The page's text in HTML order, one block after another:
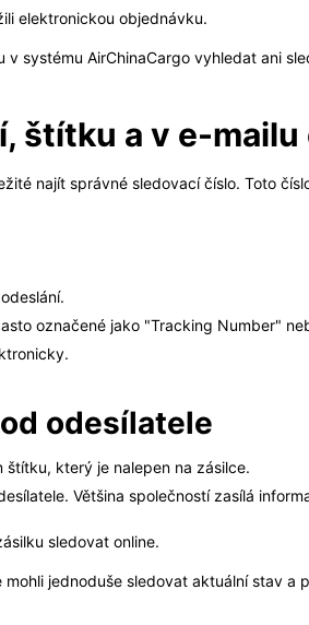
elektronickou objednávku.
systému AirChinaCargo vyhledat ani
štítku a v e-
najít správné sledovací číslo. Toto
označené jako "Tracking Number"
odesílatele
který je nalepen na zásilce.
Většina společností zasílá
sledovat online.
jednoduše sledovat aktuální stav